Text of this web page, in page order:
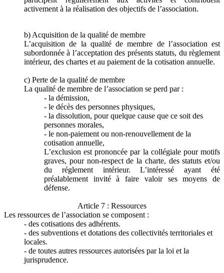
activement à la réalisation des objectifs de l’association.
b) Acquisition de la qualité de membre
L’acquisition de la qualité de membre de l’association est
subordonnée à l’acceptation des présents statuts, du règlement
intérieur, des chartes et au paiement de la cotisation annuelle.
c) Perte de la qualité de membre
La qualité de membre de l’association se perd par :
- la démission,
- le décès des personnes physiques,
- la dissolution, pour quelque cause que ce soit des
personnes morales,
- le non-paiement ou non-renouvellement de la
cotisation annuelle,
L’exclusion est prononcée par la collégiale pour motifs
graves, pour non-respect de la charte, des statuts et/ou
du réglement intérieur. L’intéressé ayant été
préalablement invité à faire valoir ses moyens de
défense.
Article 7 : Ressources
Les ressources de l’association se composent :
- des cotisations des adhérents.
- des subventions et dotations des collectivités territoriales et
locales.
- de toutes autres ressources autorisées par la loi et la
jurisprudence.